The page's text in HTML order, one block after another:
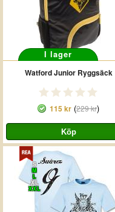
I lager
Watford Junior Ryggsäck
115 kr (229 kr)
S
M
L
XL
XXL